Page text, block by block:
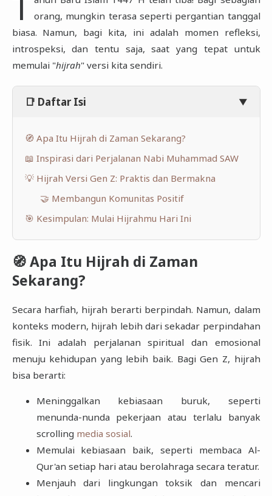
orang, mungkin terasa seperti pergantian tanggal
biasa. Namun, bagi kita, ini adalah momen refleksi,
introspeksi, dan tentu saja, saat yang tepat untuk
memulai "hijrah" versi kita sendiri.
📑 Daftar Isi ▼
🧭 Apa Itu Hijrah di Zaman Sekarang?
📖 Inspirasi dari Perjalanan Nabi Muhammad SAW
💡 Hijrah Versi Gen Z: Praktis dan Bermakna
🤝 Membangun Komunitas Positif
🎯 Kesimpulan: Mulai Hijrahmu Hari Ini
🧭 Apa Itu Hijrah di Zaman
Sekarang?
Secara harfiah, hijrah berarti berpindah. Namun, dalam
konteks modern, hijrah lebih dari sekadar perpindahan
fisik. Ini adalah perjalanan spiritual dan emosional
menuju kehidupan yang lebih baik. Bagi Gen Z, hijrah
bisa berarti:
Meninggalkan kebiasaan buruk, seperti
menunda-nunda pekerjaan atau terlalu banyak
scrolling media sosial.
Memulai kebiasaan baik, seperti membaca Al-
Qur'an setiap hari atau berolahraga secara teratur.
Menjauh dari lingkungan toksik dan mencari